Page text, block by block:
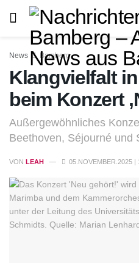
News Bamberg
Klangvielfalt
beim Konzert
Außergewöhnliches
Beethoven, Séjourné und
VON LEAH 05.NOVEMBER.2025 |